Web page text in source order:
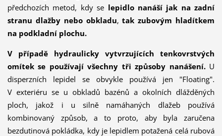
předchozích metod, kdy se lepidlo nanáší jak na zadní
stranu dlažby nebo obkladu,tak zubovým hladítkem
na podkladní plochu.
V případě hydraulicky vytvrzujících tenkovrstvých
omítek se používají všechny tři způsoby nanášení. U
disperzních lepidel se obvykle používá jen "Floating".
V exteriéru se u obkladů bazénů a okolních dlážděných
ploch, jakož i u silně namáhaných dlažeb používá
kombinovaný způsob, a to proto, aby byla zaručena
bezdutinová pokládka, kdy je lepidlem potažená celá rubová